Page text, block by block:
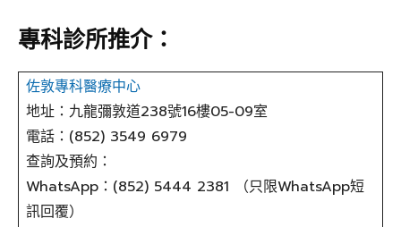
專科診所推介：
佐敦專科醫療中心
地址：九龍彌敦道238號16樓05-09室
電話：(852) 3549 6979
查詢及預約：
WhatsApp：(852) 5444 2381 （只限WhatsApp短
訊回覆）